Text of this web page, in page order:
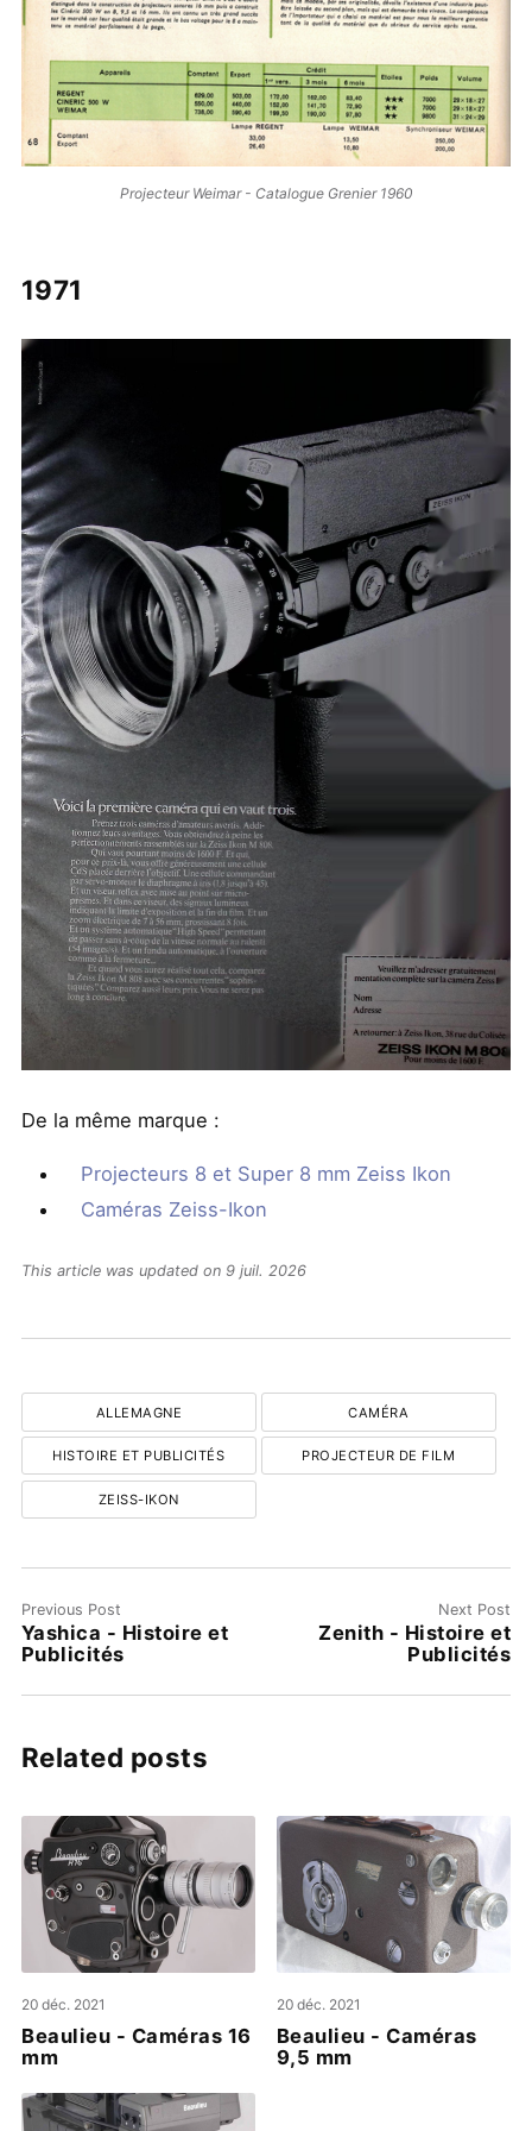
Projecteur Weimar - Catalogue Grenier 1960
1971
De la même marque :
Projecteurs 8 et Super 8 mm Zeiss Ikon
Caméras Zeiss-Ikon
This article was updated on 9 juil. 2026
ALLEMAGNE CAMÉRA
HISTOIRE ET PUBLICITÉS PROJECTEUR DE FILM
ZEISS-IKON
Previous Post
Yashica - Histoire et
Publicités
Next Post
Zenith - Histoire et
Publicités
Related posts
20 déc. 2021
Beaulieu - Caméras 16
mm
20 déc. 2021
Beaulieu - Caméras
9,5 mm